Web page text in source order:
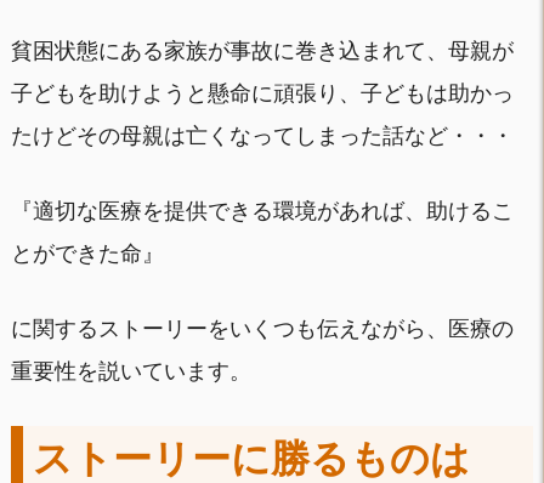
貧困状態にある家族が事故に巻き込まれて、母親が
子どもを助けようと懸命に頑張り、子どもは助かっ
たけどその母親は亡くなってしまった話など・・・
『適切な医療を提供できる環境があれば、助けるこ
とができた命』
に関するストーリーをいくつも伝えながら、医療の
重要性を説いています。
ストーリーに勝るものは